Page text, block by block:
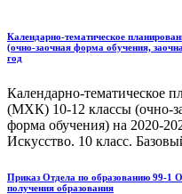
Календарно-тематическое
(очно-заочная форма обучения,
год
Календарно-
(МХК) 10-12 классы (очно-
форма обучения) на 2020-
Искусство. 10 класс.
Приказ Отдела по образованию 99-1
получения образования